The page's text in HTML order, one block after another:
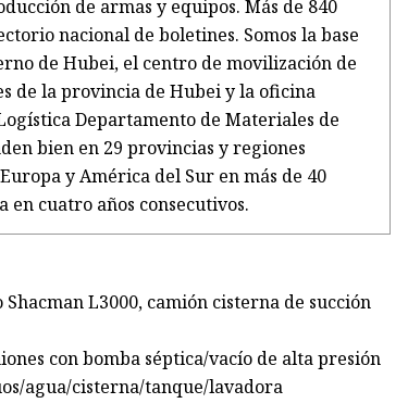
de armas y equipos. Más de 840
nacional de boletines. Somos la base
de Hubei, el centro de movilización de
de la provincia de Hubei y la oficina
Departamento de Materiales de
bien en 29 provincias y regiones
y América del Sur en más de 40
en cuatro años consecutivos.
L3000, camión cisterna de succión
con bomba séptica/vacío de alta presión
agua/cisterna/tanque/lavadora